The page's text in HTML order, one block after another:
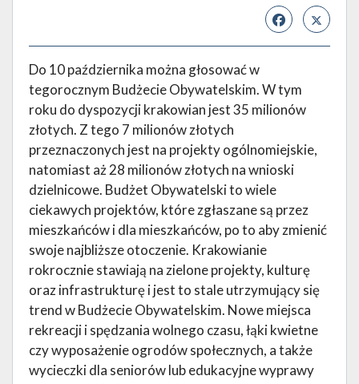
Do 10 października można głosować w
tegorocznym Budżecie Obywatelskim. W tym
roku do dyspozycji krakowian jest 35 milionów
złotych. Z tego 7 milionów złotych
przeznaczonych jest na projekty ogólnomiejskie,
natomiast aż 28 milionów złotych na wnioski
dzielnicowe. Budżet Obywatelski to wiele
ciekawych projektów, które zgłaszane są przez
mieszkańców i dla mieszkańców, po to aby zmienić
swoje najbliższe otoczenie. Krakowianie
rokrocznie stawiają na zielone projekty, kulturę
oraz infrastrukturę i jest to stale utrzymujący się
trend w Budżecie Obywatelskim. Nowe miejsca
rekreacji i spędzania wolnego czasu, łąki kwietne
czy wyposażenie ogrodów społecznych, a także
wycieczki dla seniorów lub edukacyjne wyprawy